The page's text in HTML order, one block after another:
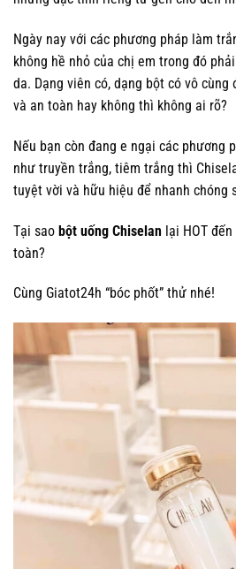
Ngày nay với các phương pháp làm
không hề nhỏ của chị em trong đó
da. Dạng viên có, dạng bột có vô cùng
và an toàn hay không thì không ai rõ?
Nếu bạn còn đang e ngại các phương
như truyền trắng, tiêm trắng thì
tuyệt vời và hữu hiệu để nhanh chóng
Tại sao bột uống Chiselan lại HOT
toàn?
Cùng Giatot24h “bóc phốt” thử nhé!